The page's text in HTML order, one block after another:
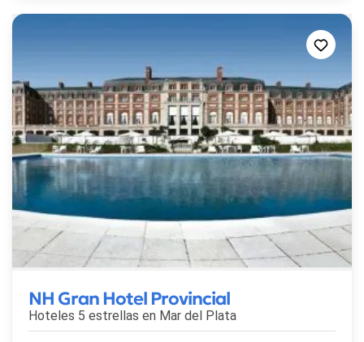
NH Gran Hotel Provincial
Hoteles 5 estrellas en Mar del Plata